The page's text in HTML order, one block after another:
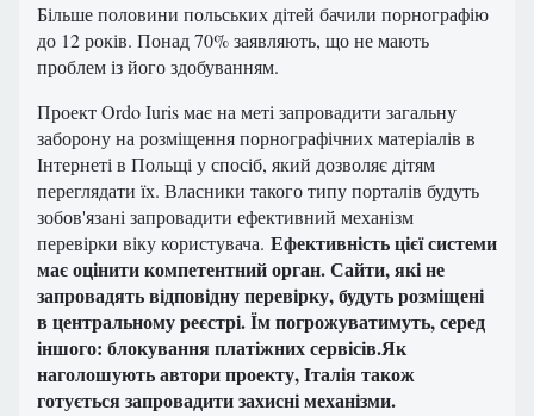
Більше половини польських дітей бачили порнографію
до 12 років. Понад 70% заявляють, що не мають
проблем із його здобуванням.
Проект Ordo Iuris має на меті запровадити загальну
заборону на розміщення порнографічних матеріалів в
Інтернеті в Польщі у спосіб, який дозволяє дітям
переглядати їх. Власники такого типу порталів будуть
зобов'язані запровадити ефективний механізм
перевірки віку користувача. Ефективність цієї системи
має оцінити компетентний орган. Сайти, які не
запровадять відповідну перевірку, будуть розміщені
в центральному реєстрі. Їм погрожуватимуть, серед
іншого: блокування платіжних сервісів.Як
наголошують автори проекту, Італія також
готується запровадити захисні механізми.